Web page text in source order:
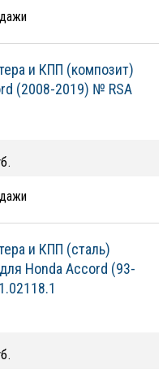
и КПП (композит)
(2008-2019) № RSA
и КПП (сталь)
Honda Accord (93-